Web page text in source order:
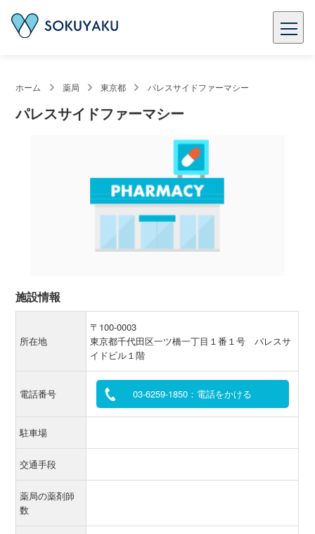
ホーム 薬局 東京都 パレスサイドファーマシー
パレスサイドファーマシー
施設情報
所在地
〒100-0003
東京都千代田区一ツ橋一丁目１番１号 パレスサ
イドビル１階
電話番号 03-6259-1850：電話をかける
駐車場
交通手段
薬局の薬剤師
数